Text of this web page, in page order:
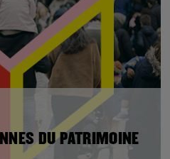
DU PATRIMOINE